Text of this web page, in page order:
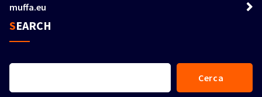
muffa.eu
SEARCH
Cerca
Cerca